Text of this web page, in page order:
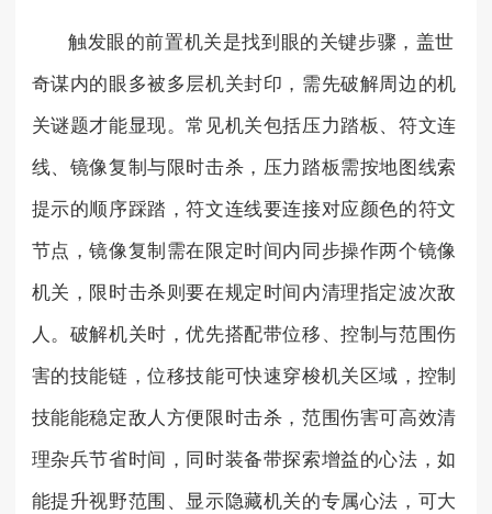
触发眼的前置机关是找到眼的关键步骤，盖世
奇谋内的眼多被多层机关封印，需先破解周边的机
关谜题才能显现。常见机关包括压力踏板、符文连
线、镜像复制与限时击杀，压力踏板需按地图线索
提示的顺序踩踏，符文连线要连接对应颜色的符文
节点，镜像复制需在限定时间内同步操作两个镜像
机关，限时击杀则要在规定时间内清理指定波次敌
人。破解机关时，优先搭配带位移、控制与范围伤
害的技能链，位移技能可快速穿梭机关区域，控制
技能能稳定敌人方便限时击杀，范围伤害可高效清
理杂兵节省时间，同时装备带探索增益的心法，如
能提升视野范围、显示隐藏机关的专属心法，可大